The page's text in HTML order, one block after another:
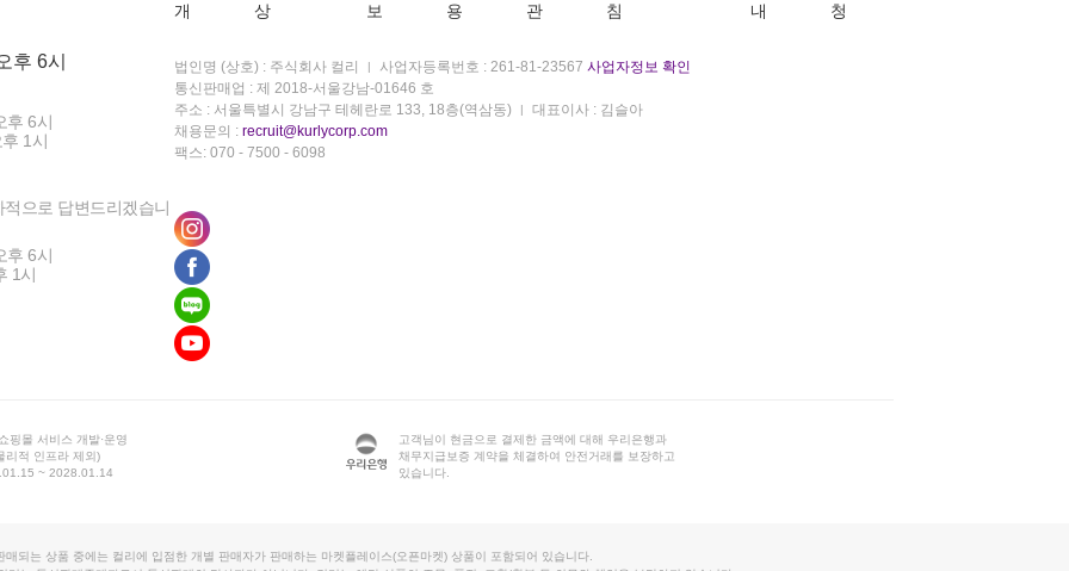
후 6시
후 6시
1시
으로 답변드리겠습니
후 6시
1시
개
상
보
용
관
침
내
청
법인명 (상호) : 주식회사 컬리 사업자등록번호 : 261-81-23567 사업자정보 확인
통신판매업 : 제 2018-서울강남-01646 호
주소 : 서울특별시 강남구 테헤란로 133, 18층(역삼동)
대표이사 : 김슬아
채용문의 : recruit@kurlycorp.com
팩스: 070 - 7500 - 6098
핑몰 서비스 개발·운영
리적 인프라 제외)
~ 2028.01.14
고객님이 현금으로 결제한 금액에 대해 우리은행과
채무지급보증 계약을 체결하여 안전거래를 보장하고
있습니다.
매되는 상품 중에는 컬리에 입점한 개별 판매자가 판매하는 마켓플레이스(오픈마켓) 상품이 포함되어 있습니다.